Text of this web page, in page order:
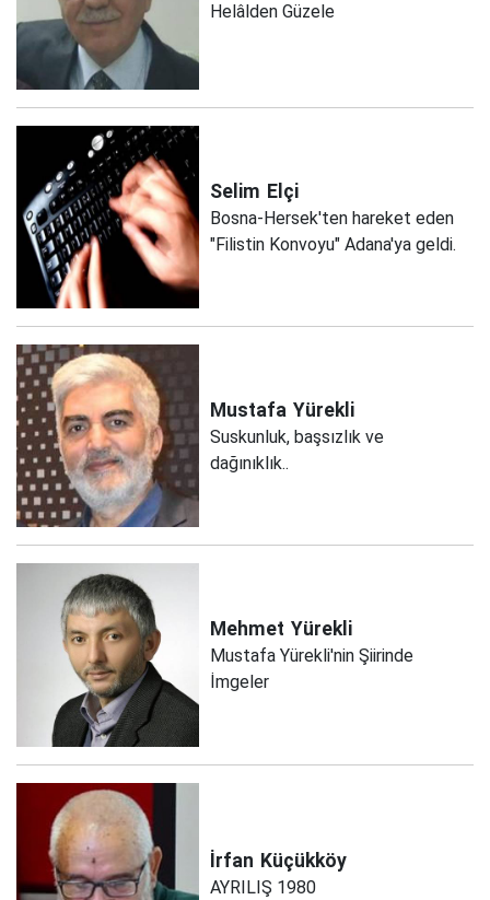
Helâlden Güzele
Selim Elçi
Bosna-Hersek'ten hareket eden
"Filistin Konvoyu" Adana'ya geldi.
Mustafa Yürekli
Suskunluk, başsızlık ve
dağınıklık..
Mehmet Yürekli
Mustafa Yürekli'nin Şiirinde
İmgeler
İrfan Küçükköy
AYRILIŞ 1980